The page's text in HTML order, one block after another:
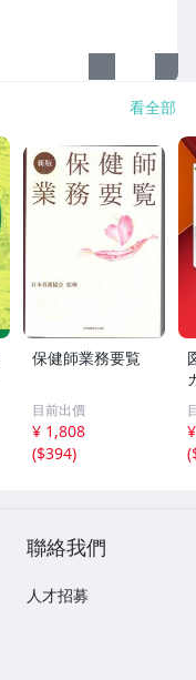
看全部
保健師業務要覧
目前出價
¥ 1,808
($394)
(
聯絡我們
人才招募